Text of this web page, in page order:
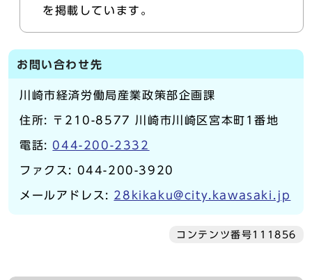
を掲載しています。
お問い合わせ先
川崎市経済労働局産業政策部企画課
住所: 〒210-8577 川崎市川崎区宮本町1番地
電話: 044-200-2332
ファクス: 044-200-3920
メールアドレス: 28kikaku@city.kawasaki.jp
コンテンツ番号111856